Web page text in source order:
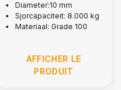
Diameter:10 mm
Sjorcapaciteit: 8.000 kg
Materiaal: Grade 100
AFFICHER LE
PRODUIT